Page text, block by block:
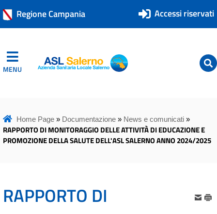
Regione Campania Accessi riservati
MENU ASL Salerno
ASL Salerno
Home Page» Documentazione» News e comunicati»
RAPPORTO DI MONITORAGGIO DELLE ATTIVITÀ DI EDUCAZIONE E
PROMOZIONE DELLA SALUTE DELL'ASL SALERNO ANNO 2024/2025
RAPPORTO DI